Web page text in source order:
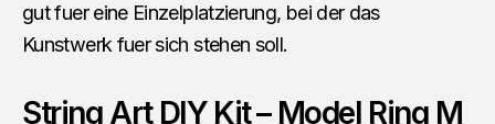
gut fuer eine Einzelplatzierung, bei der das
Kunstwerk fuer sich stehen soll.
String Art DIY Kit – Model Ring M